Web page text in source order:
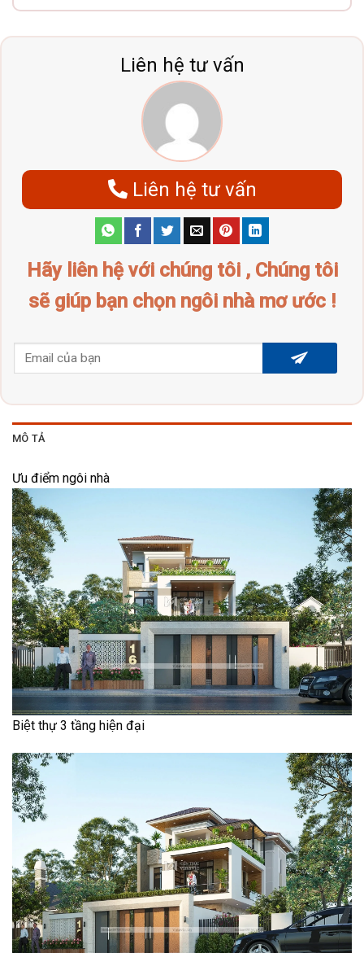
Liên hệ tư vấn
Liên hệ tư vấn
Hãy liên hệ với chúng tôi , Chúng tôi
sẽ giúp bạn chọn ngôi nhà mơ ước !
MÔ TẢ
Ưu điểm ngôi nhà
Biệt thự 3 tầng hiện đại